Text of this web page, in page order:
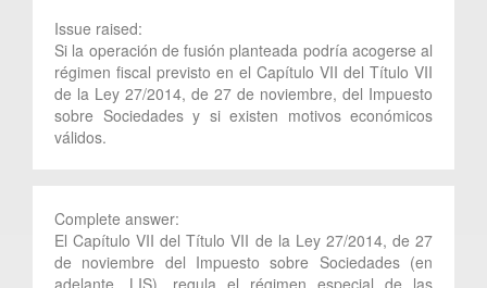
Issue raised:
Si la operación de fusión planteada podría acogerse al
régimen fiscal previsto en el Capítulo VII del Título VII
de la Ley 27/2014, de 27 de noviembre, del Impuesto
sobre Sociedades y si existen motivos económicos
válidos.
Complete answer:
El Capítulo VII del Título VII de la Ley 27/2014, de 27
de noviembre del Impuesto sobre Sociedades (en
adelante, LIS), regula el régimen especial de las